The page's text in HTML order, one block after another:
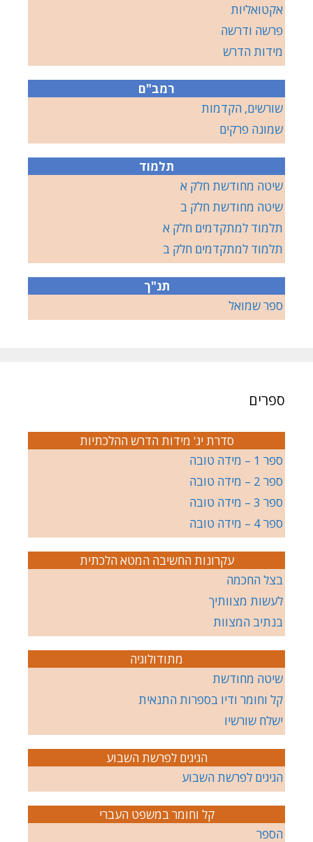
אקטואליות
פרשה ודרשה
מידות הדרש
רמב"ם
שורשים, הקדמות
שמונה פרקים
תלמוד
שיטה מחודשת חלק א
שיטה מחודשת חלק ב
תלמוד למתקדמים חלק א
תלמוד למתקדמים חלק ב
תנ"ך
ספר שמואל
ספרים
סדרת יג' מידות הדרש ההלכתיות
ספר 1 – מידה טובה
ספר 2 – מידה טובה
ספר 3 – מידה טובה
ספר 4 – מידה טובה
עקרונות החשיבה המטא הלכתית
בצל החכמה
לעשות מצוותיך
בנתיב המצוות
מתודולוגיה
שיטה מחודשת
קל וחומר ודיו בספרות התנאית
ישלח שורשיו
הגיגים לפרשת השבוע
הגיגים לפרשת השבוע
קל וחומר במשפט העברי
הספר